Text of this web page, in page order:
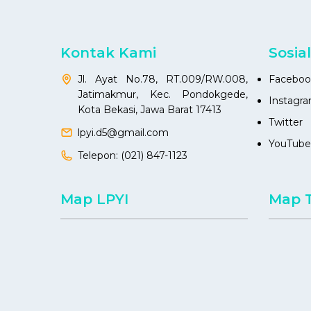
Kontak Kami
Jl. Ayat No.78, RT.009/RW.008,
Jatimakmur, Kec. Pondokgede,
Kota Bekasi, Jawa Barat 17413
lpyi.d5@gmail.com
Telepon: (021) 847-1123
Twitter
YouTube
Map LPYI Map